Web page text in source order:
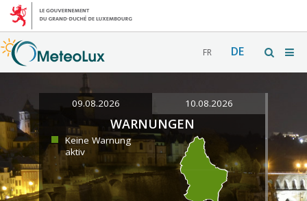
FR DE
09.08.2026 10.08.2026
WARNUNGEN
Keine Warnung
aktiv